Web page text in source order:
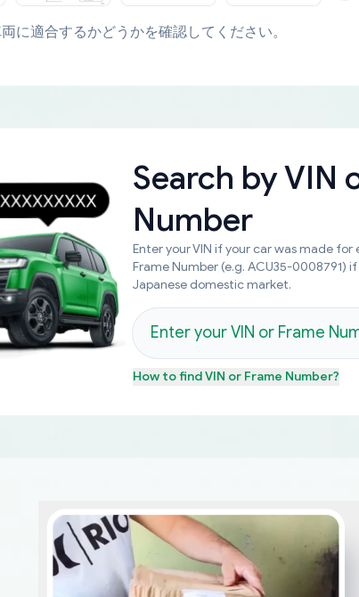
に適合するかどうかを確認してください。
Search byVIN
Number
Enter your VIN if your car was made
Frame Number (e.g. ACU35-0008791)
Japanese domestic market.
How to findVIN or Frame Number?